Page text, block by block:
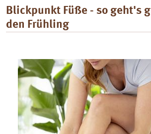
Blickpunkt Füße - so geht's
den Frühling